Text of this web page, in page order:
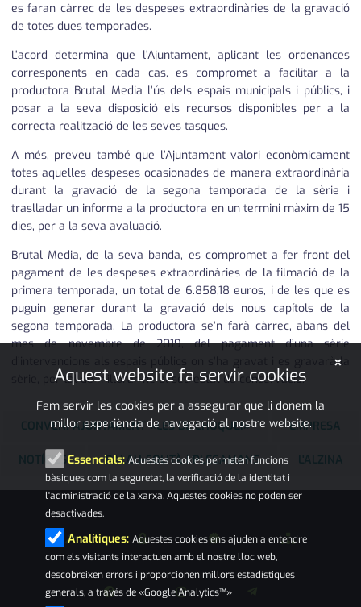
es faran càrrec de les despeses extraordinàries de la gravació
de totes dues temporades.
L’acord determina que l’Ajuntament, aplicant les ordenances
corresponents en cada cas, es compromet a facilitar a la
productora Brutal Media l’ús dels espais municipals i públics, i
posar a la seva disposició els recursos disponibles per a la
correcta realització de les seves tasques.
A més, preveu també que l’Ajuntament valori econòmicament
totes aquelles despeses ocasionades de manera extraordinària
durant la gravació de la segona temporada de la sèrie i
traslladar un informe a la productora en un termini màxim de 15
dies, per a la seva avaluació.
Brutal Media, de la seva banda, es compromet a fer front del
pagament de les despeses extraordinàries de la filmació de la
primera temporada, un total de 6.858,18 euros, i de les que es
puguin generar durant la gravació dels nous capítols de la
segona temporada. La productora se’n farà càrrec, abans del
mes de novembre de 2019, del pagament d’una sèrie
d’intervencions als espais públics on s’ha gravat i es gravarà la
sèrie, per tal de millorar-ne el seu estat de conservació.
CONVENI AJUNTAMENT «LES DE L’HOQUEI» EMPRESA
NOTÍCIES PALAU-SOLITÀ I PLEGAMANS L'ALZINA
×
Aquest website fa servir cookies
Fem servir les cookies per a assegurar que li donem la
millor experiència de navegació al nostre website.
Essencials: Aquestes cookies permeten funcions
bàsiques com la seguretat, la verificació de la identitat i
l'administració de la xarxa. Aquestes cookies no poden ser
desactivades.
Analítiques: Aquestes cookies ens ajuden a entendre
com els visitants interactuen amb el nostre lloc web,
descobreixen errors i proporcionen millors estadístiques
generals, a través de «Google Analytics™»